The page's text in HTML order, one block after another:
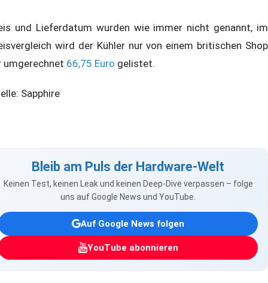
und Lieferdatum wurden wie immer nicht genannt, im
wird der Kühler nur von einem britischen Shop
umgerechnet 66,75 Euro gelistet.
Sapphire
Bleib am Puls der Hardware-Welt
Keinen Test, keinen Leak und keinen Deep-Dive verpassen – folge
uns auf Google News und YouTube.
Auf Google News folgen
YouTube abonnieren